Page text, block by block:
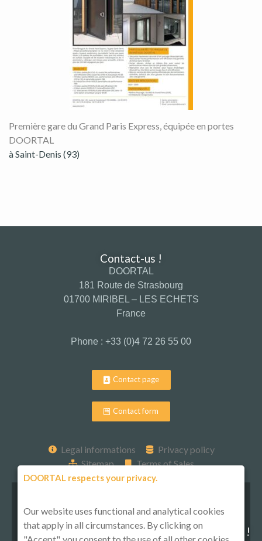
Première gare du Grand Paris Express, équipée en portes
DOORTAL
à Saint-Denis (93)
Contact-us !
DOORTAL
181 Route de Strasbourg
01700 MIRIBEL – LES ECHETS
France
Phone : +33 (0)4 72 26 55 00
Contact page
Contact form
Legal informations
Privacy policy
Sitemap
Terms of Sales
Follow-us on social media !
DOORTAL respects your privacy.
Our website uses functional and analytical cookies
that apply in all circumstances. By clicking on